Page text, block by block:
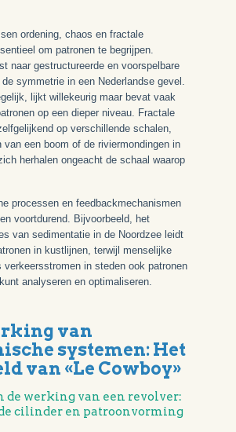
ordening, chaos en fractale
om patronen te begrijpen.
naar gestructureerde en voorspelbare
symmetrie in een Nederlandse gevel.
lijkt willekeurig maar bevat vaak
op een dieper niveau. Fractale
op verschillende schalen,
een boom of de riviermondingen in
herhalen ongeacht de schaal waarop
processen en feedbackmechanismen
voortdurend. Bijvoorbeeld, het
van sedimentatie in de Noordzee leidt
in kustlijnen, terwijl menselijke
in steden ook patronen
analyseren en optimaliseren.
van
systemen: Het
van «Le Cowboy»
de werking van een revolver:
cilinder en patroonvorming